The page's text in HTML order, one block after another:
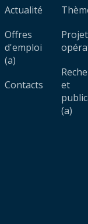
Actualité
Offres
d'emploi
(a)
Contacts
et
(a)